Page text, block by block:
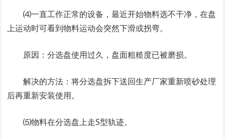
⑷一直工作正常的设备，最近开始物料选不干净，在盘
上运动时可看到物料运动会突然下滑或拐弯。
原因：分选盘使用过久，盘面粗糙度已被磨损。
解决的方法：将分选盘拆下送回生产厂家重新喷砂处理
后再重新安装使用。
⑸物料在分选盘上走S型轨迹。